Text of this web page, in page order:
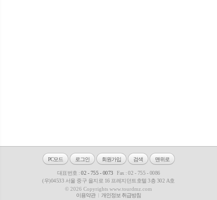
PC모드 로그인 회원가입 검색 맨위로
대표번호 : 02 - 755 - 0073
Fax : 02 - 755 - 0086
(우)04533 서울 중구 을지로 16 프레지던트호텔 3층 302 A호
© 2026 Copyrights www.tourdmz.com
이용약관
개인정보 취급방침